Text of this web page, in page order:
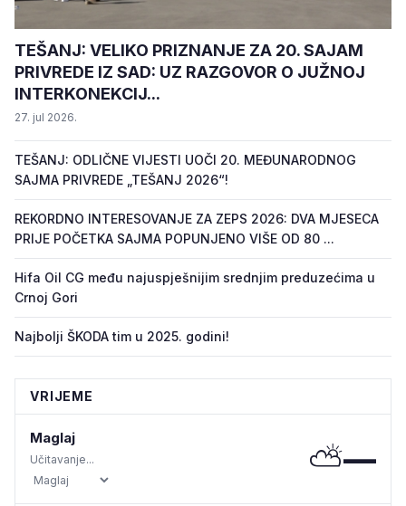
TEŠANJ: VELIKO PRIZNANJE ZA 20. SAJAM
PRIVREDE IZ SAD: UZ RAZGOVOR O JUŽNOJ
INTERKONEKCIJ...
27. jul 2026.
TEŠANJ: ODLIČNE VIJESTI UOČI 20. MEĐUNARODNOG
SAJMA PRIVREDE „TEŠANJ 2026“!
REKORDNO INTERESOVANJE ZA ZEPS 2026: DVA MJESECA
PRIJE POČETKA SAJMA POPUNJENO VIŠE OD 80 ...
Hifa Oil CG među najuspješnijim srednjim preduzećima u
Crnoj Gori
Najbolji ŠKODA tim u 2025. godini!
VRIJEME
Maglaj
Učitavanje... ⛅—